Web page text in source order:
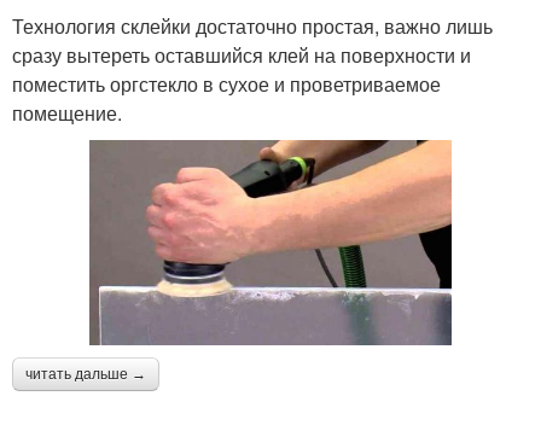
Технология склейки достаточно простая, важно лишь
сразу вытереть оставшийся клей на поверхности и
поместить оргстекло в сухое и проветриваемое
помещение.
читать дальше →